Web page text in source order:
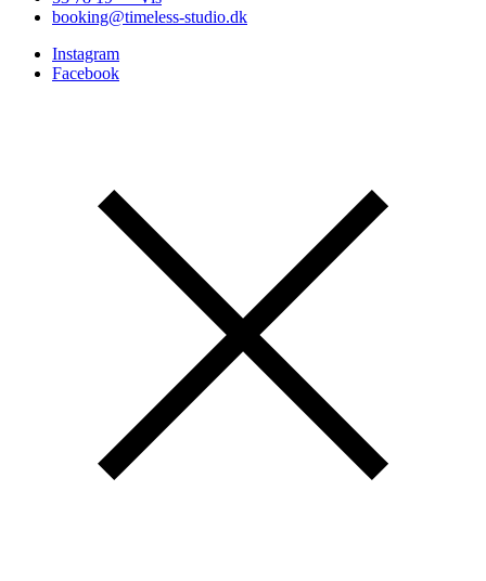
booking@timeless-studio.dk
Instagram
Facebook